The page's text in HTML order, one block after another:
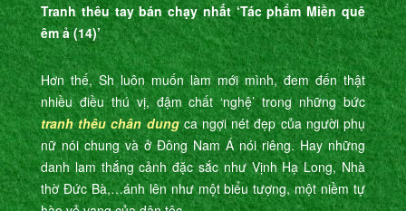
Tranh thêu tay bán chạy nhất ‘Tác phẩm Miền quê
êm ả (14)’
Hơn thế, Sh luôn muốn làm mới mình, đem đến thật
nhiều điều thú vị, đậm chất ‘nghệ’ trong những bức
tranh thêu chân dungca ngợi nét đẹp của người phụ
nữ nói chung và ở Đông Nam Á nói riêng. Hay những
danh lam thắng cảnh đặc sắc như Vịnh Hạ Long, Nhà
thờ Đức Bà,…ánh lên như một biểu tượng, một niềm tự